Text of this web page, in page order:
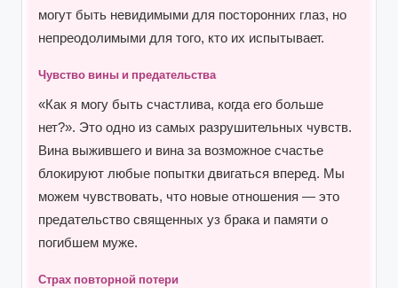
могут быть невидимыми для посторонних глаз, но
непреодолимыми для того, кто их испытывает.
Чувство вины и предательства
«Как я могу быть счастлива, когда его больше
нет?». Это одно из самых разрушительных чувств.
Вина выжившего и вина за возможное счастье
блокируют любые попытки двигаться вперед. Мы
можем чувствовать, что новые отношения — это
предательство священных уз брака и памяти о
погибшем муже.
Страх повторной потери